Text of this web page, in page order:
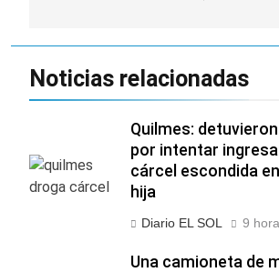
Noticias relacionadas
Quilmes:
por intentar
cárcel escondida
hija
Diario EL SOL 9
Una camioneta de